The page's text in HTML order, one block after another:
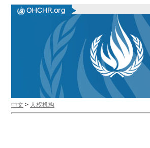
中文 > 人权机构